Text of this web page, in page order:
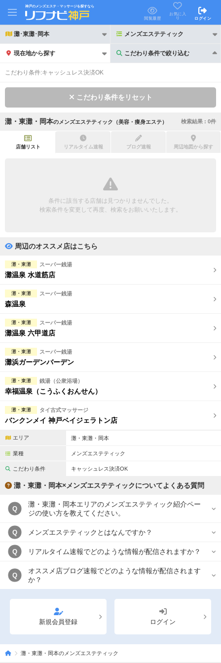
神戸のメンズエステ・マッサージを探すなら
閲覧履歴
お気に入
り
ログイン
灘･東灘･岡本 メンズエステティック
現在地から探す こだわり条件で絞り込む
こだわり条件で絞り込む
初回割引あり リピーター割引あり
団体様歓迎
ペアルームあり
フットバスあり
日本人スタッフのみ
スタッフ指名可
こだわり条件:キャッシュレス決済OK
こだわり条件をリセット
灘・東灘・岡本の メンズエステティック（美容・痩身エステ） 検索結果 : 0件
店舗リスト リアルタイム速報 ブログ速報 周辺地図から探す
条件に該当する店舗は見つかりませんでした。
検索条件を変更して再度、検索をお願いいたします。
周辺のオススメ店はこちら
灘・東灘 スーパー銭湯
灘温泉 水道筋店
灘・東灘 スーパー銭湯
森温泉
灘・東灘 スーパー銭湯
灘温泉 六甲道店
灘・東灘 スーパー銭湯
灘浜ガーデンバーデン
灘・東灘 銭湯（公衆浴場）
幸福温泉（こうふくおんせん）
灘・東灘 タイ古式マッサージ
バンクンメイ 神戸ベイジェラトン店
エリア 灘・東灘・岡本
業種 メンズエステティック
こだわり条件 キャッシュレス決済OK
灘・東灘・岡本×メンズエステティックについてよくある質問
Q
灘・東灘・岡本エリアのメンズエステティック紹介ペー
ジの使い方を教えてください。
Q メンズエステティックとはなんですか？
Q リアルタイム速報でどのような情報が配信されますか？
Q
オススメ店ブログ速報でどのような情報が配信されます
か？
新規会員登録 ログイン
灘・東灘・岡本のメンズエステティック